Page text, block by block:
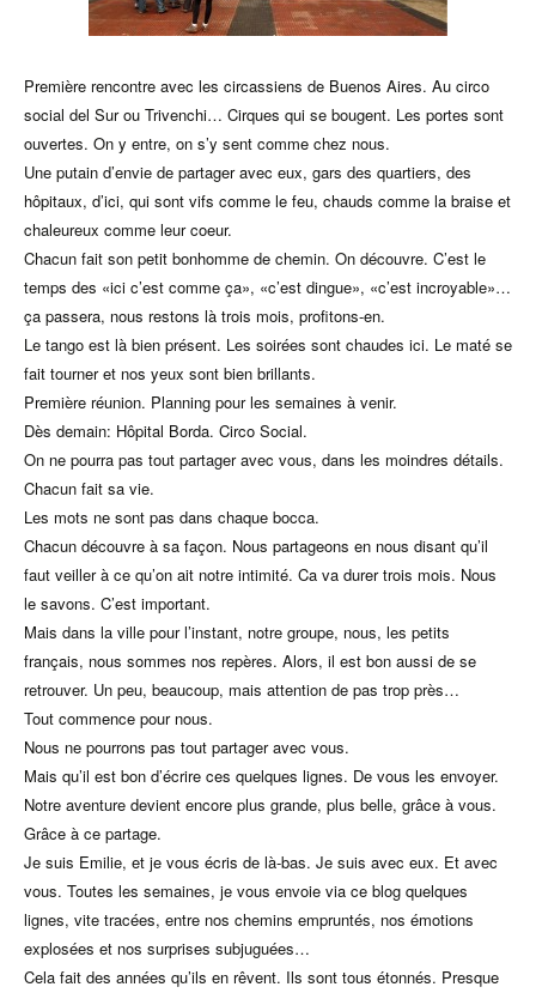
Première rencontre avec les circassiens de Buenos Aires. Au circo
social del Sur ou Trivenchi… Cirques qui se bougent. Les portes sont
ouvertes. On y entre, on s’y sent comme chez nous.
Une putain d’envie de partager avec eux, gars des quartiers, des
hôpitaux, d’ici, qui sont vifs comme le feu, chauds comme la braise et
chaleureux comme leur coeur.
Chacun fait son petit bonhomme de chemin. On découvre. C’est le
temps des «ici c’est comme ça», «c’est dingue», «c’est incroyable»…
ça passera, nous restons là trois mois, profitons-en.
Le tango est là bien présent. Les soirées sont chaudes ici. Le maté se
fait tourner et nos yeux sont bien brillants.
Première réunion. Planning pour les semaines à venir.
Dès demain: Hôpital Borda. Circo Social.
On ne pourra pas tout partager avec vous, dans les moindres détails.
Chacun fait sa vie.
Les mots ne sont pas dans chaque bocca.
Chacun découvre à sa façon. Nous partageons en nous disant qu’il
faut veiller à ce qu’on ait notre intimité. Ca va durer trois mois. Nous
le savons. C’est important.
Mais dans la ville pour l’instant, notre groupe, nous, les petits
français, nous sommes nos repères. Alors, il est bon aussi de se
retrouver. Un peu, beaucoup, mais attention de pas trop près…
Tout commence pour nous.
Nous ne pourrons pas tout partager avec vous.
Mais qu’il est bon d’écrire ces quelques lignes. De vous les envoyer.
Notre aventure devient encore plus grande, plus belle, grâce à vous.
Grâce à ce partage.
Je suis Emilie, et je vous écris de là-bas. Je suis avec eux. Et avec
vous. Toutes les semaines, je vous envoie via ce blog quelques
lignes, vite tracées, entre nos chemins empruntés, nos émotions
explosées et nos surprises subjuguées…
Cela fait des années qu’ils en rêvent. Ils sont tous étonnés. Presque